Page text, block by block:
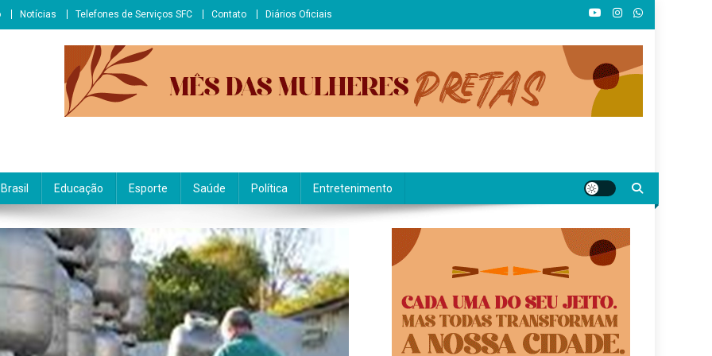
Notícias Telefones de Serviços SFC Contato Diários Oficiais
Brasil Educação Esporte Saúde Política Entretenimento